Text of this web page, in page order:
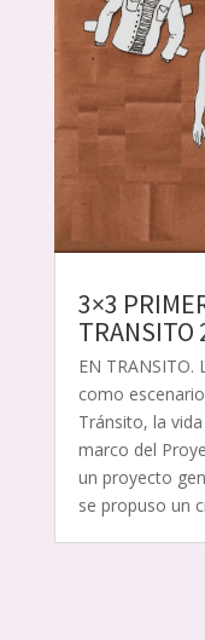
3×3
TRANSITO
EN TRANSITO.
como
Tránsito, la
marco del
un proyecto
se propuso un